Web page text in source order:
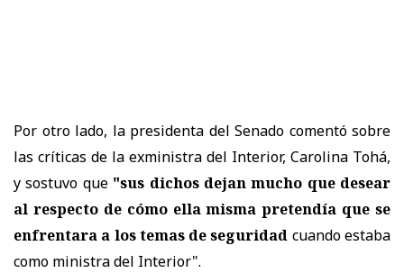
Por otro lado, la presidenta del Senado comentó sobre
las críticas de la exministra del Interior, Carolina Tohá,
y sostuvo que "sus dichos dejan mucho que desear
al respecto de cómo ella misma pretendía que se
enfrentara a los temas de seguridad cuando estaba
como ministra del Interior".